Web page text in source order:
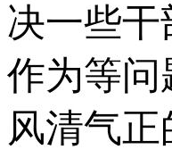
决一些
作为等问
风清气正